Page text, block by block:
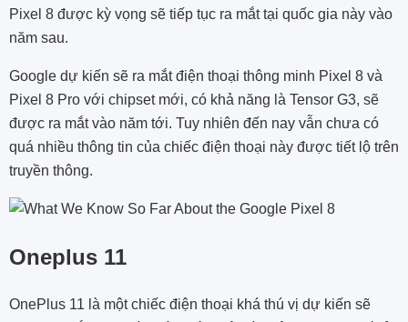
Pixel 8 được kỳ vọng sẽ tiếp tục ra mắt tại quốc gia này vào
năm sau.
Google dự kiến ​​​​sẽ ra mắt điện thoại thông minh Pixel 8 và
Pixel 8 Pro với chipset mới, có khả năng là Tensor G3, sẽ
được ra mắt vào năm tới. Tuy nhiên đến nay vẫn chưa có
quá nhiều thông tin của chiếc điện thoại này được tiết lộ trên
truyền thông.
Oneplus 11
OnePlus 11 là một chiếc điện thoại khá thú vị dự kiến sẽ